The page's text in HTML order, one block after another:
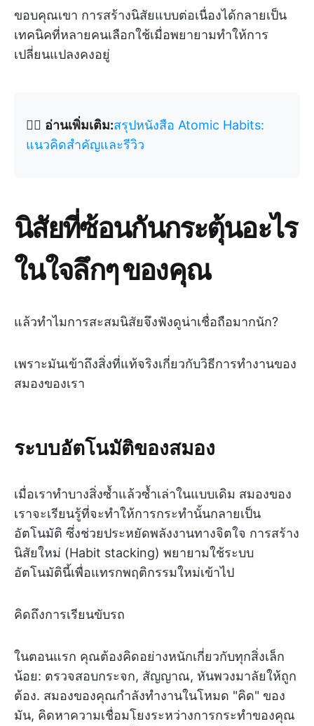
ขอบคุณเขา การสร้างนิสัยแบบต่อเนื่องได้กลายเป็น
เทคนิคที่หลายคนเลือกใช้เมื่อพยายามทำให้การ
เปลี่ยนแปลงคงอยู่
👉🏽 อ่านเพิ่มเติม:สรุปหนังสือ Atomic Habits:
แนวคิดสำคัญและรีวิว
นิสัยที่ซ้อนกันกระตุ้นอะไร
ในใจลึกๆ ของคุณ
แล้วทำไมการสะสมนิสัยจึงฟังดูน่าเชื่อถือมากนัก?
เพราะมันเข้าถึงสิ่งที่แท้จริงเกี่ยวกับวิธีการทำงานของ
สมองของเรา
ระบบอัตโนมัติของสมอง
เมื่อเราทำบางสิ่งซ้ำแล้วซ้ำเล่าในแบบเดิม สมองของ
เราจะเรียนรู้ที่จะทำให้การกระทำนั้นกลายเป็น
อัตโนมัติ ซึ่งช่วยประหยัดพลังงานทางจิตใจ การสร้าง
นิสัยใหม่ (Habit stacking) พยายามใช้ระบบ
อัตโนมัตินี้เพื่อแทรกพฤติกรรมใหม่เข้าไป
คิดถึงการเรียนขับรถ
ในตอนแรก คุณต้องคิดอย่างหนักเกี่ยวกับทุกสิ่งเล็ก
น้อย: ตรวจสอบกระจก, สัญญาณ, หันพวงมาลัยให้ถูก
ต้อง. สมองของคุณกำลังทำงานในโหมด "คิด" ของ
มัน, คิดหาความเชื่อมโยงระหว่างการกระทำของคุณ